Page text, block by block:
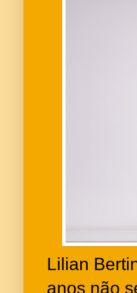
Lilian
anos não